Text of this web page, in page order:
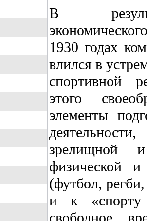
В
1930 годах
влился в
спортивной
этого
элементы
зрелищной
физической и
(футбол,
и к
свободное